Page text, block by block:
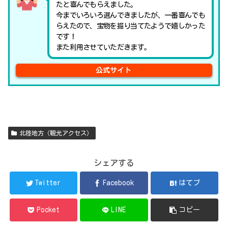
たと喜んでもらえました。
今までいろいろ選んできましたが、一番喜んでも
らえたので、宝物を掘り当てたようで嬉しかった
です！
また利用させていただきます。
公式サイト
北陸地方（観光アクセス）
シェアする
Twitter Facebook はてブ
Pocket LINE コピー